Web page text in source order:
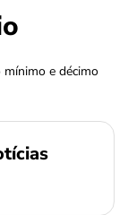
e décimo